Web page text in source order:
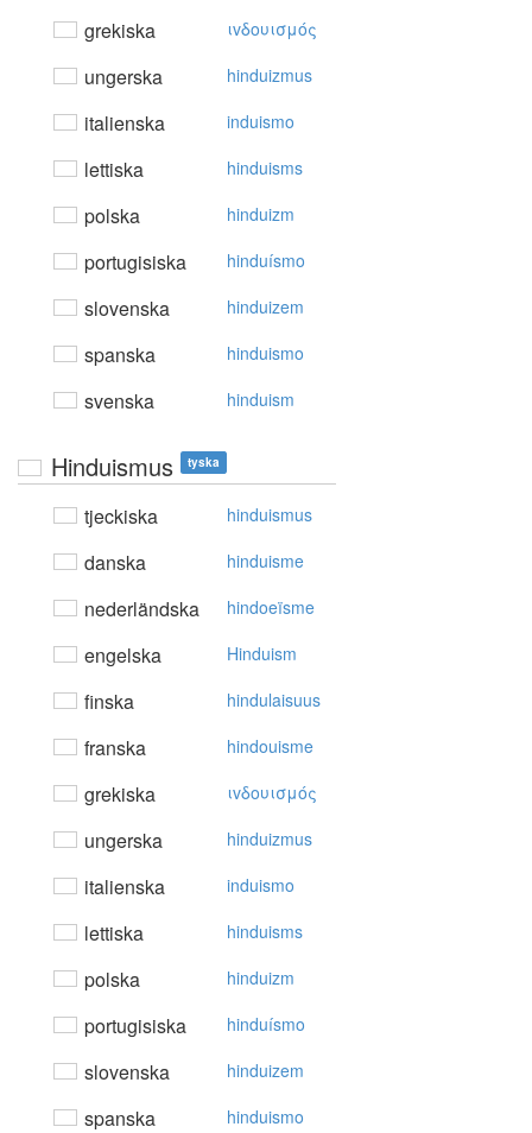
grekiska ιvδoυισμός
ungerska hinduizmus
italienska induismo
lettiska hinduisms
polska hinduizm
portugisiska hinduísmo
slovenska hinduizem
spanska hinduismo
svenska hinduism
Hinduismus tyska
tjeckiska hinduismus
danska hinduisme
nederländska hindoeïsme
engelska Hinduism
finska hindulaisuus
franska hindouisme
grekiska ιvδoυισμός
ungerska hinduizmus
italienska induismo
lettiska hinduisms
polska hinduizm
portugisiska hinduísmo
slovenska hinduizem
spanska hinduismo